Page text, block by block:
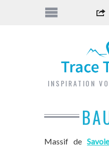
INSPIRATION
Massif de